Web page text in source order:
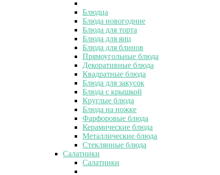
Блюдца
Блюда новогодние
Блюда для торта
Блюда для яиц
Блюда для блинов
Прямоугольные блюда
Декоративные блюда
Квадратные блюда
Блюда для закусок
Блюда с крышкой
Круглые блюда
Блюда на ножке
Фарфоровые блюда
Керамические блюда
Металлические блюда
Стеклянные блюда
Салатники
Салатники